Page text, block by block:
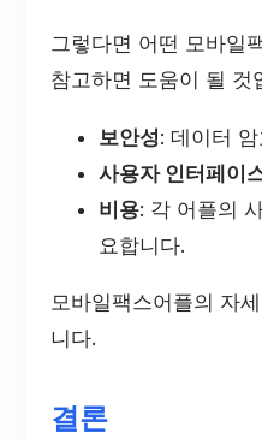
그렇다면 어떤 모바일
참고하면 도움이 될 것
보안성: 데이터
사용자 인터페이
비용: 각 어플의
요합니다.
모바일팩스어플의 자
니다.
결론